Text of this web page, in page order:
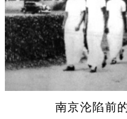
南京沦陷前的